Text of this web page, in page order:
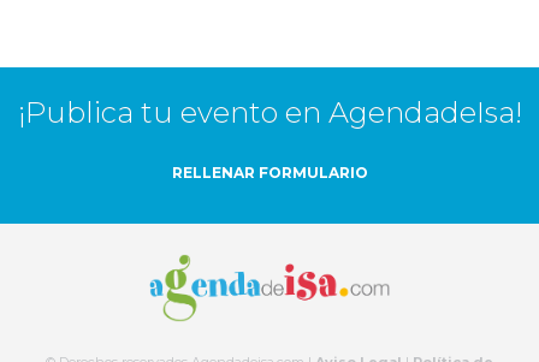
¡Publica tu evento en AgendadeIsa!
RELLENAR FORMULARIO